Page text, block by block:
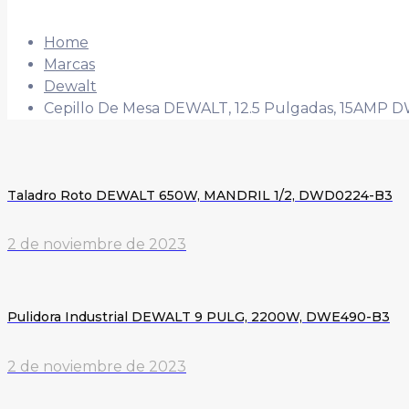
Home
Marcas
Dewalt
Cepillo De Mesa DEWALT, 12.5 Pulgadas, 15AMP
Taladro Roto DEWALT 650W, MANDRIL 1/2, DWD0224-B3
2 de noviembre de 2023
Pulidora Industrial DEWALT 9 PULG, 2200W, DWE490-B3
2 de noviembre de 2023